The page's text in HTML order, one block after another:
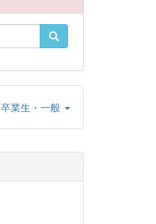
卒業生・一般